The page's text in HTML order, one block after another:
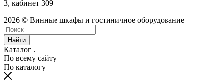
3, кабинет 309
2026 © Винные шкафы и гостиничное оборудование
Найти
Каталог
По всему сайту
По каталогу